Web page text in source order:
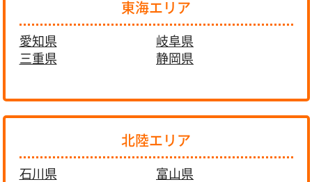
東海エリア
愛知県
岐阜県
三重県
静岡県
北陸エリア
石川県
富山県